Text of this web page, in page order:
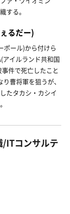
する。
るだー)
ポール)から付けら
アイルランド共和国
件で死亡したこと
曹将軍を狙うが、
たタカシ・カシイ
/ITコンサルテ